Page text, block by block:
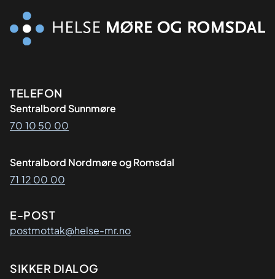
Kontaktinformasjon
TELEFON
Sentralbord Sunnmøre
70 10 50 00
Sentralbord Nordmøre og Romsdal
71 12 00 00
E-POST
postmottak@helse-mr.no
SIKKER DIALOG